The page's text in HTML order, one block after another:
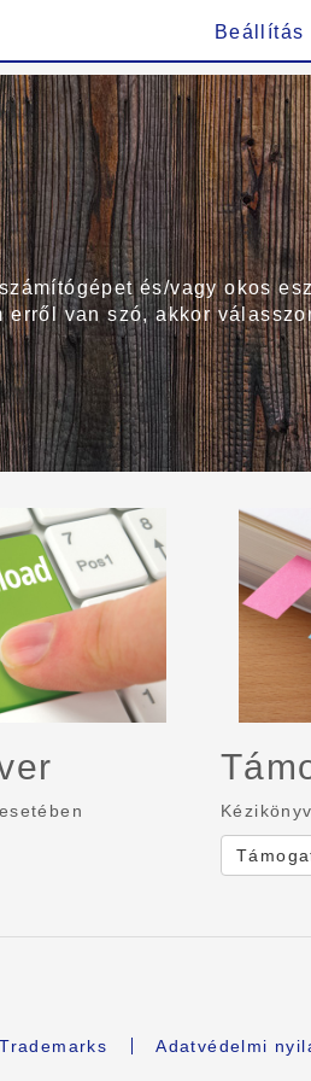
Beállítás
és/vagy okos
erről van szó, akkor
Trademarks Adatvédelmi